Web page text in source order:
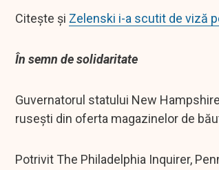
Citește și Zelenski i-a scutit de viză
În semn de solidaritate
Guvernatorul statului New
rusești din oferta magazinelor de
Potrivit The Philadelphia Inquirer,